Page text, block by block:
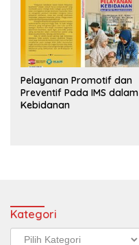
Pelayanan Promotif dan
Preventif Pada IMS dalam
Kebidanan
Kategori
Kategori